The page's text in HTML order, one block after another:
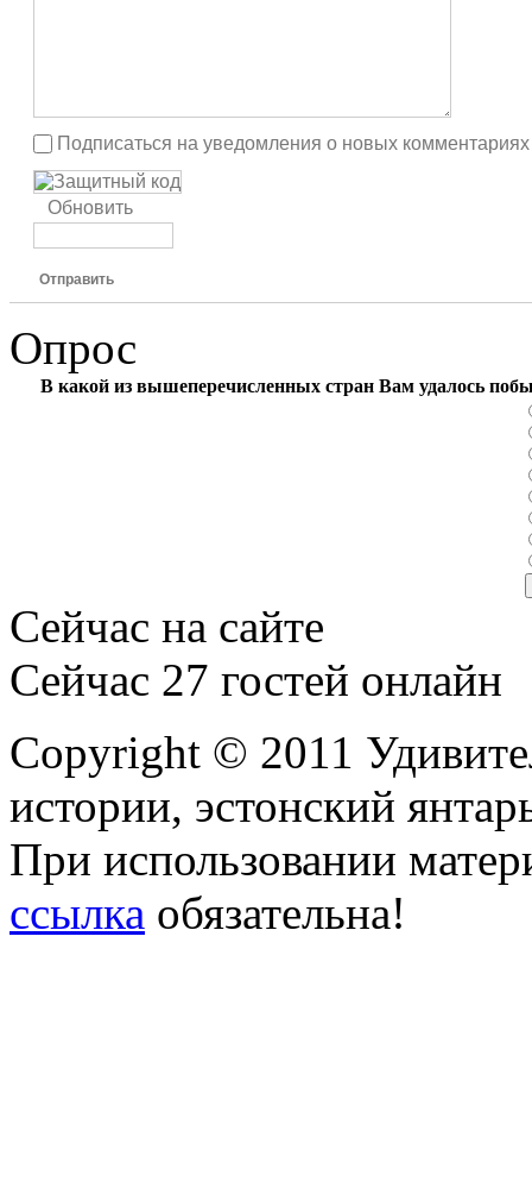
Подписаться на уведомления о новых комментариях
Обновить
Отправить
Опрос
В какой из вышеперечисленных стран Вам удалось
Сейчас на сайте
Сейчас 27 гостей онлайн
Copyright © 2011
истории, эстонский
При использовании
ссылка обязательна!